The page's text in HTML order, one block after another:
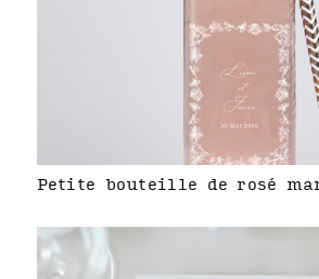
Petite bouteille de rosé